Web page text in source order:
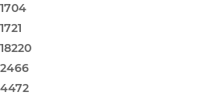
1704
1721
18220
2466
4472